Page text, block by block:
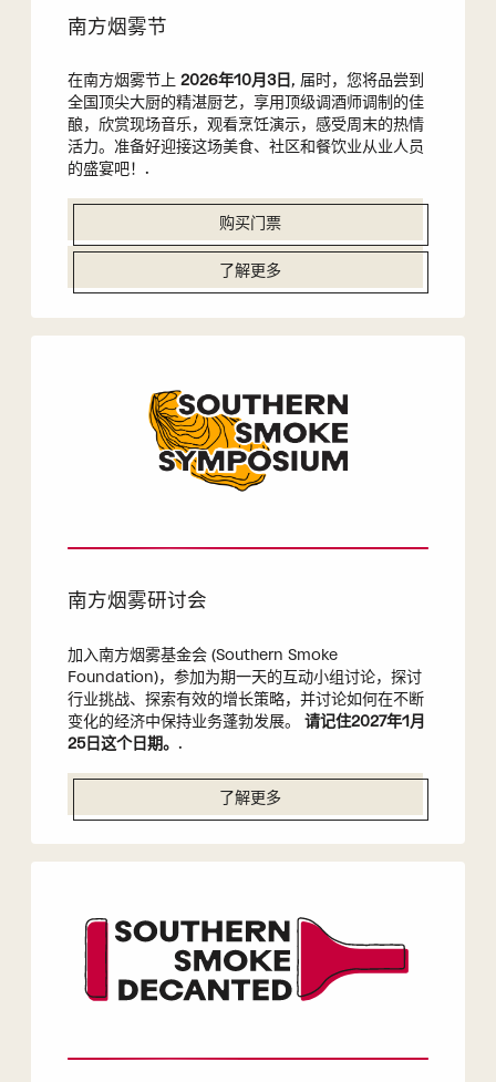
南方烟雾节
在南方烟雾节上 2026年10月3日 , 届时，您将品尝到
全国顶尖大厨的精湛厨艺，享用顶级调酒师调制的佳
酿，欣赏现场音乐，观看烹饪演示，感受周末的热情
活力。准备好迎接这场美食、社区和餐饮业从业人员
的盛宴吧！.
购买门票
了解更多
南方烟雾研讨会
加入南方烟雾基金会 (Southern Smoke
Foundation)，参加为期一天的互动小组讨论，探讨
行业挑战、探索有效的增长策略，并讨论如何在不断
变化的经济中保持业务蓬勃发展。 请记住2027年1月
25日这个日期。 .
了解更多